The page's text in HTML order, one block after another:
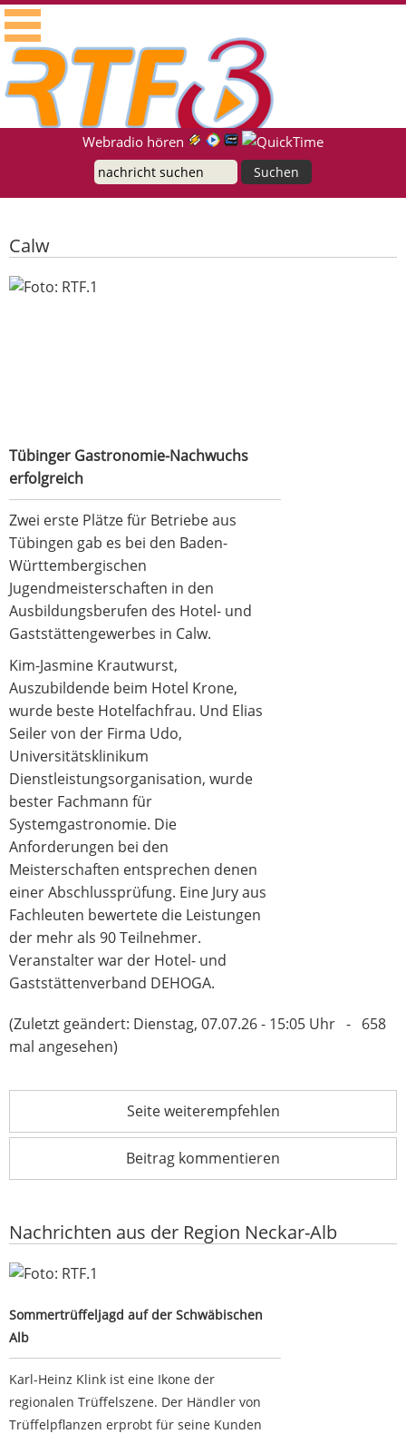
RTF.1 - Radio für die Region Neckar-Alb
Webradio hören
Calw
Tübinger Gastronomie-Nachwuchs
Tübinger Gastronomie-Nachwuchs
erfolgreich
Zwei erste Plätze für Betriebe aus
Tübingen gab es bei den Baden-
Württembergischen
Jugendmeisterschaften in den
Ausbildungsberufen des Hotel- und
Gaststättengewerbes in Calw.
Kim-Jasmine Krautwurst,
Auszubildende beim Hotel Krone,
wurde beste Hotelfachfrau. Und Elias
Seiler von der Firma Udo,
Universitätsklinikum
Dienstleistungsorganisation, wurde
bester Fachmann für
Systemgastronomie. Die
Anforderungen bei den
Meisterschaften entsprechen denen
einer Abschlussprüfung. Eine Jury aus
Fachleuten bewertete die Leistungen
der mehr als 90 Teilnehmer.
Veranstalter war der Hotel- und
Gaststättenverband DEHOGA.
(Zuletzt geändert: Dienstag, 07.07.26 - 15:05 Uhr - 658
mal angesehen)
Seite weiterempfehlen
Beitrag kommentieren
Nachrichten aus der Region Neckar-Alb
Sommertrüffeljagd auf der Schwäbischen Alb
Sommertrüffeljagd auf der Schwäbischen
Alb
Karl-Heinz Klink ist eine Ikone der
regionalen Trüffelszene. Der Händler von
Trüffelpflanzen erprobt für seine Kunden